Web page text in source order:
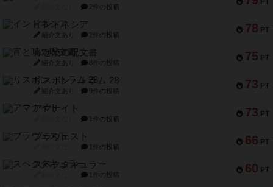
PT
2件の投稿
78 PT
インドネシア
紹介文あり 2件の投稿
75 PT
宵と暁の呪文書
紹介文あり 8件の投稿
73 PT
リスボン・トラム 28
紹介文あり 9件の投稿
73 PT
アマナイト
1件の投稿
66 PT
ブラヴェスト
1件の投稿
60 PT
スペクタキュラー
1件の投稿